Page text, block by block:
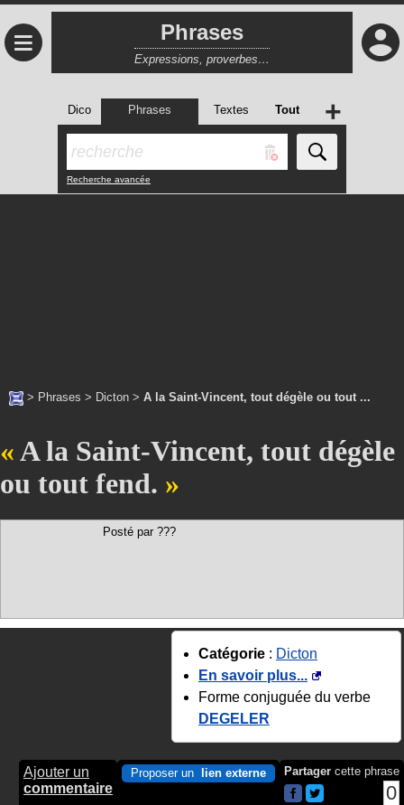
≡ Phrases
Expressions, proverbes…
Dico Phrases Textes Tout
Recherche avancée
+
> Phrases > Dicton > A la Saint-Vincent, tout dégèle ou tout ...
A la Saint-Vincent, tout dégèle
ou tout fend.
Posté par ???
Catégorie : Dicton
En savoir plus...
Forme conjuguée du verbe
DEGELER
Ajouter un
commentaire
Proposer un lien externe Partager cette phrase
0